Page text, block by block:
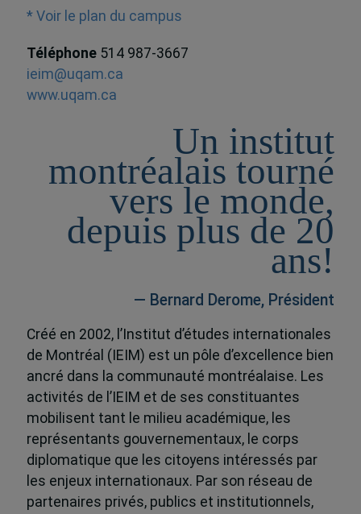
* Voir le plan du campus
Téléphone 514 987-3667
ieim@uqam.ca
www.uqam.ca
Un institut
montréalais tourné
vers le monde,
depuis plus de 20
ans!
— Bernard Derome, Président
Créé en 2002, l’Institut d’études internationales
de Montréal (IEIM) est un pôle d’excellence bien
ancré dans la communauté montréalaise. Les
activités de l’IEIM et de ses constituantes
mobilisent tant le milieu académique, les
représentants gouvernementaux, le corps
diplomatique que les citoyens intéressés par
les enjeux internationaux. Par son réseau de
partenaires privés, publics et institutionnels,